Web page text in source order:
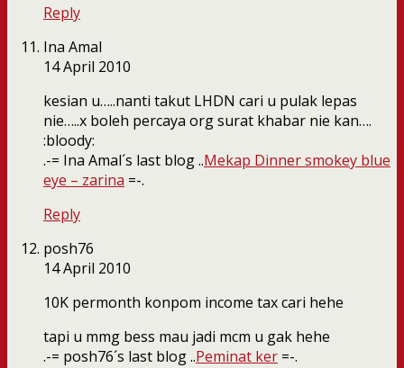
Reply
Ina Amal
14 April 2010
kesian u…..nanti takut LHDN cari u pulak lepas
nie…..x boleh percaya org surat khabar nie kan….
:bloody:
.-= Ina Amal´s last blog ..Mekap Dinner smokey blue
eye – zarina =-.
Reply
posh76
14 April 2010
10K permonth konpom income tax cari hehe
tapi u mmg bess mau jadi mcm u gak hehe
.-= posh76´s last blog ..Peminat ker =-.